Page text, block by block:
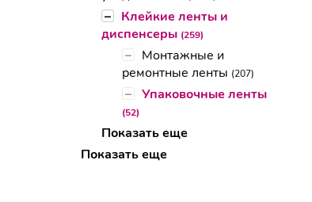
–
Клейкие ленты и
диспенсеры (259)
–
Монтажные и
ремонтные ленты (207)
– Упаковочные ленты
(52)
Показать еще
Показать еще